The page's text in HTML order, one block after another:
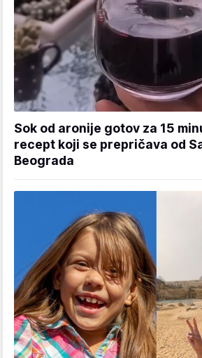
Sok od aronije gotov za 15
recept koji se prepričava od
Beograda